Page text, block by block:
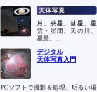
月、惑星、彗星、星
雲・星団、天の川、
星景、…
デジタル
天体写真入門
PCソフトで撮影＆処理。明るい場